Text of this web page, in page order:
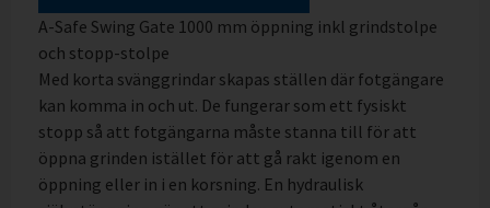
A-Safe Swing Gate 1000 mm öppning inkl grindstolpe
och stopp-stolpe
Med korta svänggrindar skapas ställen där fotgängare
kan komma in och ut. De fungerar som ett fysiskt
stopp så att fotgängarna måste stanna till för att
öppna grinden istället för att gå rakt igenom en
öppning eller in i en korsning. En hydraulisk